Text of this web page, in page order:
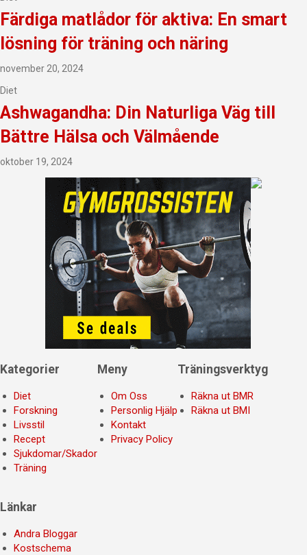
Färdiga matlådor för aktiva: En smart
lösning för träning och näring
november 20, 2024
Diet
Ashwagandha: Din Naturliga Väg till
Bättre Hälsa och Välmående
oktober 19, 2024
Kategorier
Diet
Forskning
Livsstil
Recept
Sjukdomar/Skador
Träning
Meny
Om Oss
Personlig Hjälp
Kontakt
Privacy Policy
Träningsverktyg
Räkna ut BMR
Räkna ut BMI
Länkar
Andra Bloggar
Kostschema